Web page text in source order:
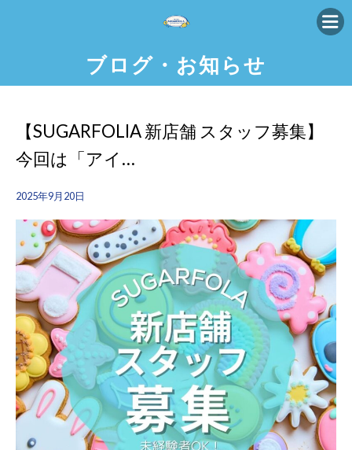
ブログ・お知らせ
【SUGARFOLIA 新店舗 スタッフ募集】
今回は「アイ…
2025年9月20日